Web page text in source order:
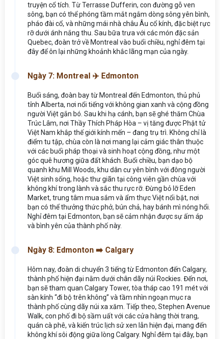
truyện cổ tích. Từ Terrasse Dufferin, con đường gỗ ven
sông, bạn có thể phóng tầm mắt ngắm dòng sông yên bình,
pháo đài cổ, và những mái nhà châu Âu cổ kính, đặc biệt rực
rỡ dưới ánh nắng thu. Sau bữa trưa với các món đặc sản
Quebec, đoàn trở về Montreal vào buổi chiều, nghỉ đêm tại
đây để ôn lại những khoảnh khắc lãng mạn của ngày.
Ngày 7: Montreal ✈️ Edmonton
Buổi sáng, đoàn bay từ Montreal đến Edmonton, thủ phủ
tỉnh Alberta, nơi nổi tiếng với không gian xanh và cộng đồng
người Việt gắn bó. Sau khi hạ cánh, bạn sẽ ghé thăm Chùa
Trúc Lâm, nơi Thầy Thích Pháp Hòa – vị tăng được Phật tử
Việt Nam khắp thế giới kính mến – đang trụ trì. Không chỉ là
điểm tu tập, chùa còn là nơi mang lại cảm giác thân thuộc
với các buổi pháp thoại và sinh hoạt cộng đồng, như một
góc quê hương giữa đất khách. Buổi chiều, bạn dạo bộ
quanh khu Mill Woods, khu dân cư yên bình với đông người
Việt sinh sống, hoặc thư giãn tại công viên gần chùa với
không khí trong lành và sắc thu rực rỡ. Đừng bỏ lỡ Eden
Market, trung tâm mua sắm và ẩm thực Việt nổi bật, nơi
bạn có thể thưởng thức phở, bún chả, hay bánh mì nóng hổi.
Nghỉ đêm tại Edmonton, bạn sẽ cảm nhận được sự ấm áp
và bình yên của thành phố này.
Ngày 8: Edmonton ➡️ Calgary
Hôm nay, đoàn di chuyển 3 tiếng từ Edmonton đến Calgary,
thành phố hiện đại nằm dưới chân dãy núi Rockies. Đến nơi,
bạn sẽ tham quan Calgary Tower, tòa tháp cao 191 mét với
sàn kính “đi bộ trên không” và tầm nhìn ngoạn mục ra
thành phố cùng dãy núi xa xăm. Tiếp theo, Stephen Avenue
Walk, con phố đi bộ sầm uất với các cửa hàng thời trang,
quán cà phê, và kiến trúc lịch sử xen lẫn hiện đại, mang đến
không khí sôi động giữa lòng Calgary. Nghỉ đêm tại đây, bạn